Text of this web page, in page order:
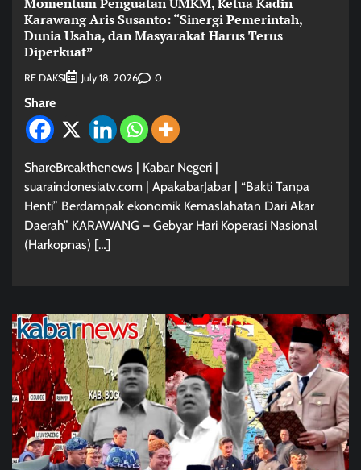
Karawang Aris Susanto: “Sinergi Pemerintah,
Dunia Usaha, dan Masyarakat Harus Terus
Diperkuat”
RE DAKSI July 18, 2026 0
Share
ShareBreakthenews | Kabar Negeri |
suaraindonesiatv.com | ApakabarJabar | “Bakti Tanpa
Henti” Berdampak ekonomik Kemaslahatan Dari Akar
Daerah” KARAWANG – Gebyar Hari Koperasi Nasional
(Harkopnas) […]